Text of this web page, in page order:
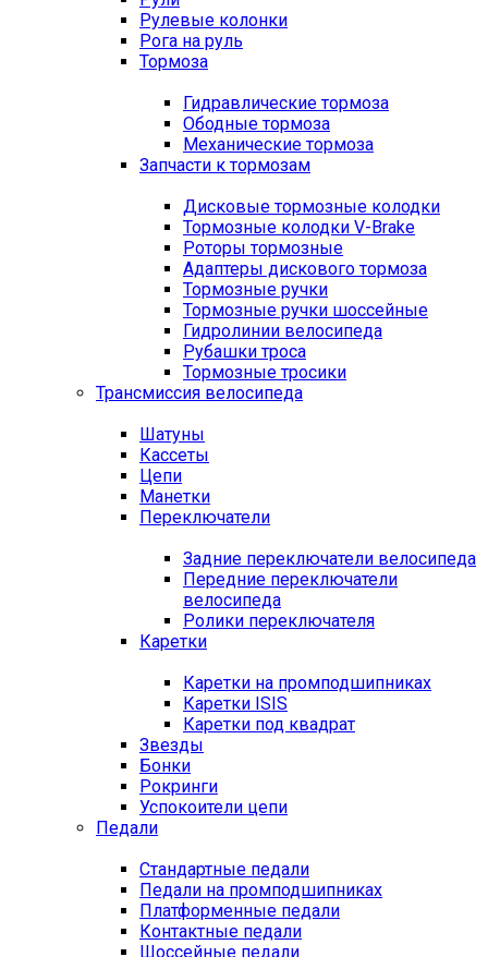
Рулевые колонки
Рога на руль
Тормоза
Гидравлические тормоза
Ободные тормоза
Механические тормоза
Запчасти к тормозам
Дисковые тормозные колодки
Тормозные колодки V-Brake
Роторы тормозные
Адаптеры дискового тормоза
Тормозные ручки
Тормозные ручки шоссейные
Гидролинии велосипеда
Рубашки троса
Тормозные тросики
Трансмиссия велосипеда
Шатуны
Кассеты
Цепи
Манетки
Переключатели
Задние переключатели велосипеда
Передние переключатели
велосипеда
Ролики переключателя
Каретки
Каретки на промподшипниках
Каретки ISIS
Каретки под квадрат
Звезды
Бонки
Рокринги
Успокоители цепи
Педали
Стандартные педали
Педали на промподшипниках
Платформенные педали
Контактные педали
Шоссейные педали